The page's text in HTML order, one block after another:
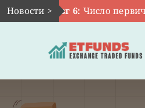
Skip
to
Новости >Авг 6: Число
ГЛАВНАЯ